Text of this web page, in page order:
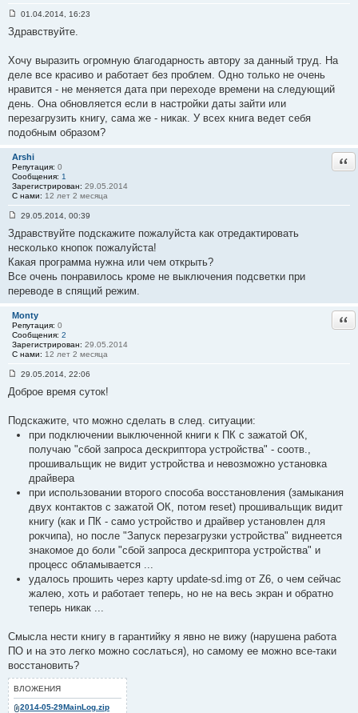
о
щ
н
и
#
3
01.04.2014, 16:23
Здравствуйте.
Хочу выразить огромную благодарность автору за данный труд. На
деле все красиво и работает без проблем. Одно только не очень
нравится - не меняется дата при переходе времени на следующий
день. Она обновляется если в настройки даты зайти или
перезагрузить книгу, сама же - никак. У всех книга ведет себя
подобным образом?
Arshi
Репутация: 0
Сообщения: 1
Зарегистрирован: 29.05.2014
С нами: 12 лет 2 месяца
о
б
щ
н
и
3
5
29.05.2014, 00:39
Здравствуйте подскажите пожалуйста как отредактировать
несколько кнопок пожалуйста!
Какая программа нужна или чем открыть?
Все очень понравилось кроме не выключения подсветки при
переводе в спящий режим.
Monty
Репутация: 0
Сообщения: 2
Зарегистрирован: 29.05.2014
С нами: 12 лет 2 месяца
о
щ
н
29.05.2014, 22:06
Доброе время суток!
Подскажите, что можно сделать в след. ситуации:
при подключении выключенной книги к ПК с зажатой ОК,
получаю "сбой запроса дескриптора устройства" - соотв.,
прошивальщик не видит устройства и невозможно установка
драйвера
при использовании второго способа восстановления (замыкания
двух контактов с зажатой ОК, потом reset) прошивальщик видит
книгу (как и ПК - само устройство и драйвер установлен для
рокчипа), но после "Запуск перезагрузки устройства" виднеется
знакомое до боли "сбой запроса дескриптора устройства" и
процесс обламывается ...
удалось прошить через карту update-sd.img от Z6, о чем сейчас
жалею, хоть и работает теперь, но не на весь экран и обратно
теперь никак ...
Смысла нести книгу в гарантийку я явно не вижу (нарушена работа
ПО и на это легко можно сослаться), но самому ее можно все-таки
восстановить?
ВЛОЖЕНИЯ
2014-05-29MainLog.zip